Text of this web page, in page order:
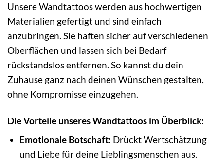
Unsere Wandtattoos werden aus hochwertigen
Materialien gefertigt und sind einfach
anzubringen. Sie haften sicher auf verschiedenen
Oberflächen und lassen sich bei Bedarf
rückstandslos entfernen. So kannst du dein
Zuhause ganz nach deinen Wünschen gestalten,
ohne Kompromisse einzugehen.
Die Vorteile unseres Wandtattoos im Überblick:
Emotionale Botschaft: Drückt Wertschätzung
und Liebe für deine Lieblingsmenschen aus.